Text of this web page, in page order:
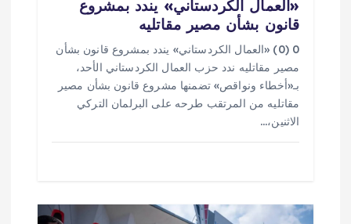
«العمال الكردستاني» يندد بمشروع
قانون بشأن مصير مقاتليه
0 (0) «العمال الكردستاني» يندد بمشروع قانون بشأن
مصير مقاتليه ندد حزب العمال الكردستاني الأحد،
بـ«أخطاء ونواقص» تضمنها مشروع قانون بشأن مصير
مقاتليه من المرتقب طرحه على البرلمان التركي
الاثنين،…